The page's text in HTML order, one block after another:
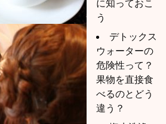
に知っておこ
う
デトックス
ウォーターの
危険性って？
果物を直接食
べるのとどう
違う？